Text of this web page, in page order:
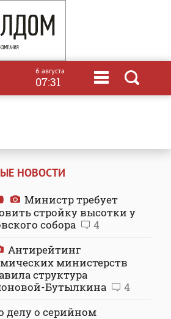
6 августа
07:31
НОВОСТИ
Министр требует
стройку высотки у
собора
4
Антирейтинг
министерств
структура
Бутылкина
4
делу о серийном